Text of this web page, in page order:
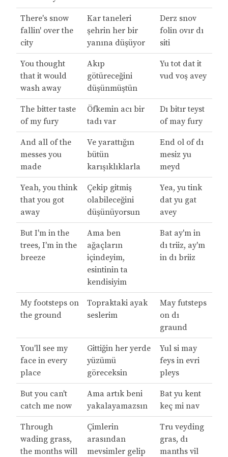
There's snow
fallin' over the
city
Kar taneleri
şehrin her bir
yanına düşüyor
Derz snov
folin ovır dı
siti
You thought
that it would
wash away
Akıp
götüreceğini
düşünmüştün
Yu tot dat it
vud voş avey
The bitter taste
of my fury
Öfkemin acı bir
tadı var
Dı bitır teyst
of may fury
And all of the
messes you
made
Ve yarattığın
bütün
karışıklıklarla
End ol of dı
mesiz yu
meyd
Yeah, you think
that you got
away
Çekip gitmiş
olabileceğini
düşünüyorsun
Yea, yu tink
dat yu gat
avey
But I'm in the
trees, I'm in the
breeze
Ama ben
ağaçların
içindeyim,
esintinin ta
kendisiyim
Bat ay'm in
dı triiz, ay'm
in dı briiz
My footsteps on
the ground
Topraktaki ayak
seslerim
May futsteps
on dı
graund
You'll see my
face in every
place
Gittiğin her yerde
yüzümü
göreceksin
Yul si may
feys in evri
pleys
But you can't
catch me now
Ama artık beni
yakalayamazsın
Bat yu kent
keç mi nav
Through
wading grass,
the months will
Çimlerin
arasından
mevsimler gelip
Tru veyding
gras, dı
manths vil